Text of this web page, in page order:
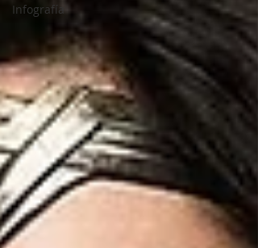
Infografía